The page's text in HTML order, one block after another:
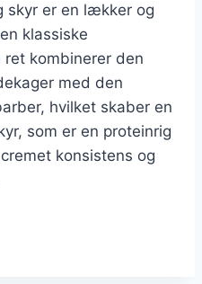
skyr er en lækker og
klassiske
ret kombinerer den
med den
hvilket skaber en
som er en proteinrig
konsistens og